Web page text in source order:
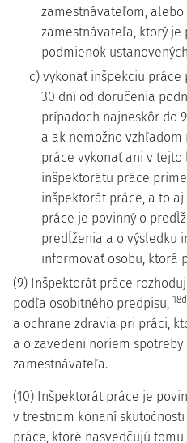
zamestnávateľom,
zamestnávateľa, ktorý je
podmienok
c) vykonať inšpekciu práce
30 dní od doručenia
prípadoch najneskôr do
a ak nemožno
práce vykonať ani v
inšpektorátu práce
inšpektorát práce, a to
práce je povinný o
predĺženia a o výsledku
informovať osobu, ktorá
(9) Inšpektorát práce
podľa osobitného predpisu,
a ochrane zdravia pri práci,
a o zavedení noriem
zamestnávateľa.
(10) Inšpektorát práce je
v trestnom konaní
práce, ktoré nasvedčujú